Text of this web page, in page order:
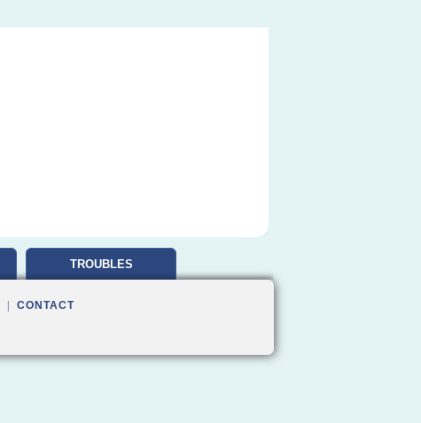
TROUBLES
CONTACT